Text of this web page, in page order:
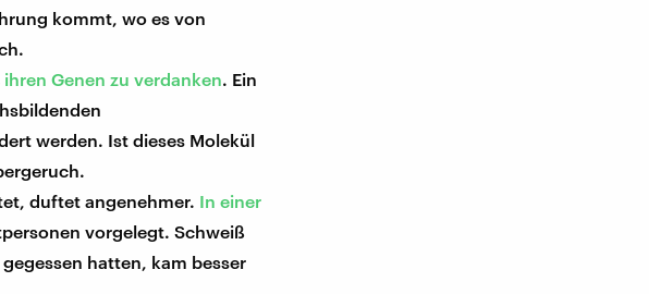
kommt, wo es von
ihren Genen zu verdanken. Ein
werden. Ist dieses Molekül
duftet angenehmer. In einer
vorgelegt. Schweiß
hatten, kam besser